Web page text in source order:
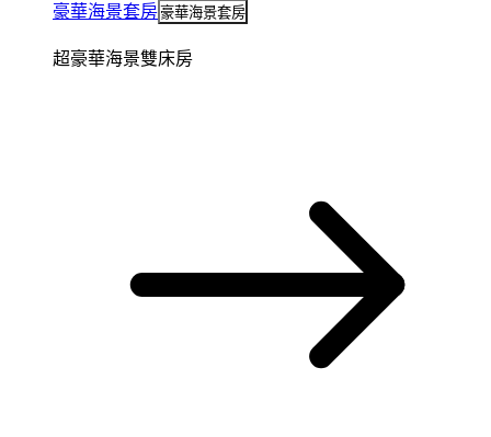
豪華海景套房豪華海景套房
超豪華海景雙床房